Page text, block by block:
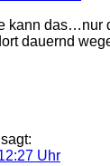
kann das…nur
dauernd
sagt:
Uhr